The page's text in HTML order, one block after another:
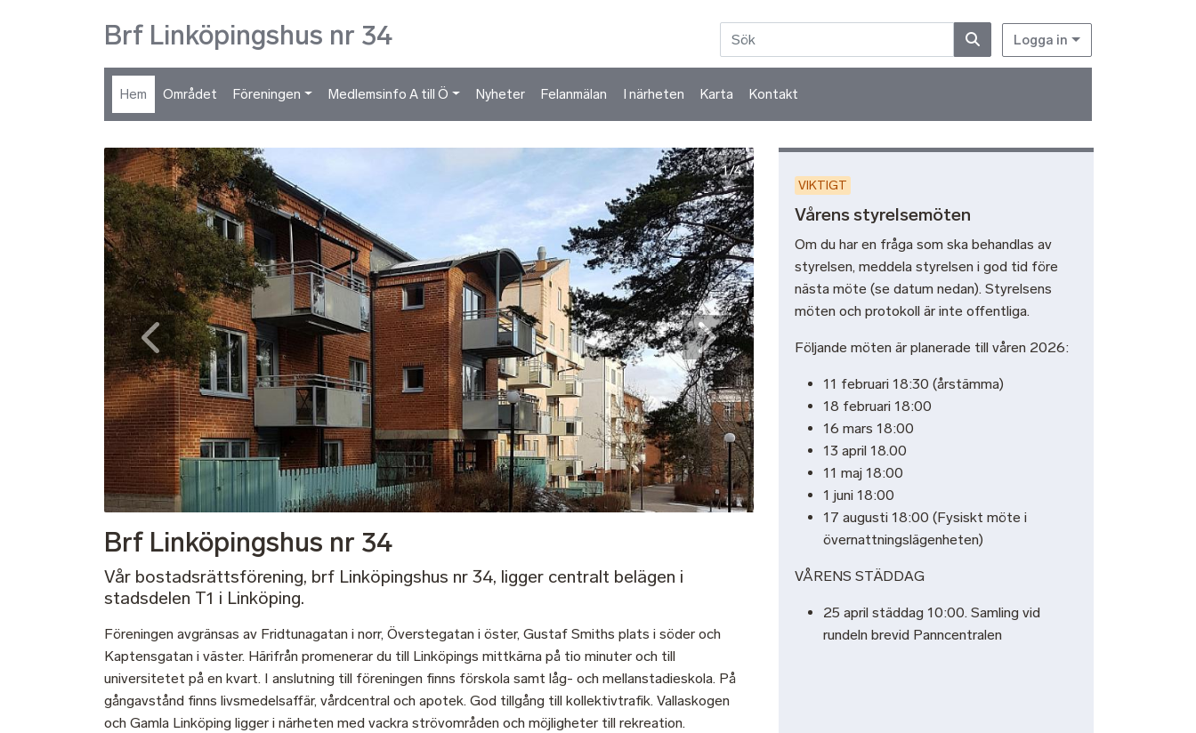
Brf Linköpingshus nr 34 Logga in
Hem Området Föreningen Medlemsinfo A till Ö Nyheter Felanmälan I närheten Karta Kontakt
Brf Linköpingshus nr 34
1/4
Vår bostadsrättsförening, brf Linköpingshus nr 34, ligger centralt belägen i
stadsdelen T1 i Linköping.
Föreningen avgränsas av Fridtunagatan i norr, Överstegatan i öster, Gustaf Smiths plats i söder och
Kaptensgatan i väster. Härifrån promenerar du till Linköpings mittkärna på tio minuter och till
universitetet på en kvart. I anslutning till föreningen finns förskola samt låg- och mellanstadieskola. På
gångavstånd finns livsmedelsaffär, vårdcentral och apotek. God tillgång till kollektivtrafik. Vallaskogen
och Gamla Linköping ligger i närheten med vackra strövområden och möjligheter till rekreation.
VIKTIGT
Vårens styrelsemöten
Om du har en fråga som ska behandlas av
styrelsen, meddela styrelsen i god tid före
nästa möte (se datum nedan). Styrelsens
möten och protokoll är inte offentliga.
Följande möten är planerade till våren 2026:
11 februari 18:30 (årstämma)
18 februari 18:00
16 mars 18:00
13 april 18.00
11 maj 18:00
1 juni 18:00
17 augusti 18:00 (Fysiskt möte i
övernattningslägenheten)
VÅRENS STÄDDAG
25 april städdag 10:00. Samling vid
rundeln brevid Panncentralen